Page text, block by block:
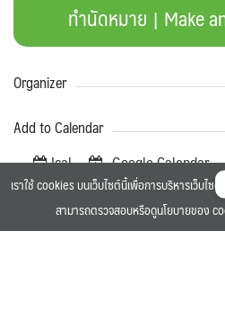
ทำนัดหมาย | Make
Organizer
Add to Calendar
Ical Google Calendar
Share our event
เราใช้ cookies บนเว็บไซต์นี้เพื่อการบริหารเว็บไ
สามารถตรวจสอบหรือดูนโยบายของ